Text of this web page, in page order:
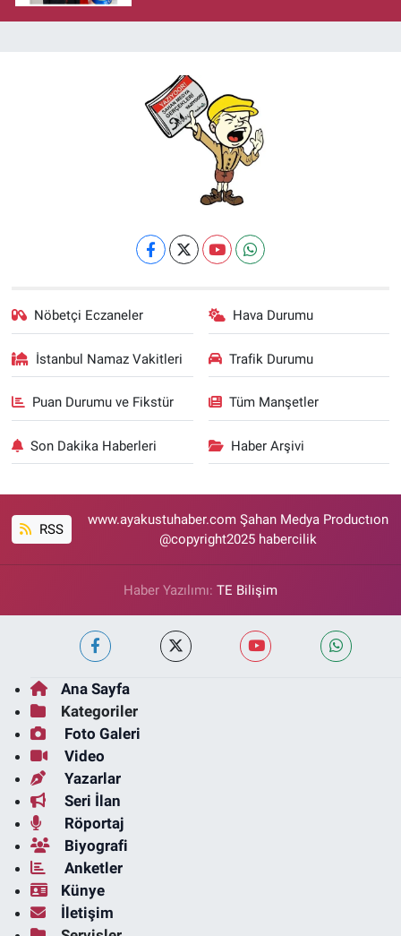
Nöbetçi Eczaneler Hava Durumu
İstanbul Namaz Vakitleri Trafik Durumu
Puan Durumu ve Fikstür Tüm Manşetler
Son Dakika Haberleri Haber Arşivi
RSS
www.ayakustuhaber.com Şahan Medya Productıon
@copyright2025 habercilik
Haber Yazılımı: TE Bilişim
Ana Sayfa
Kategoriler
Foto Galeri
Video
Yazarlar
Seri İlan
Röportaj
Biyografi
Anketler
Künye
İletişim